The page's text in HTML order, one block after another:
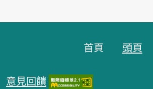
首頁 頭頁
意見回饋